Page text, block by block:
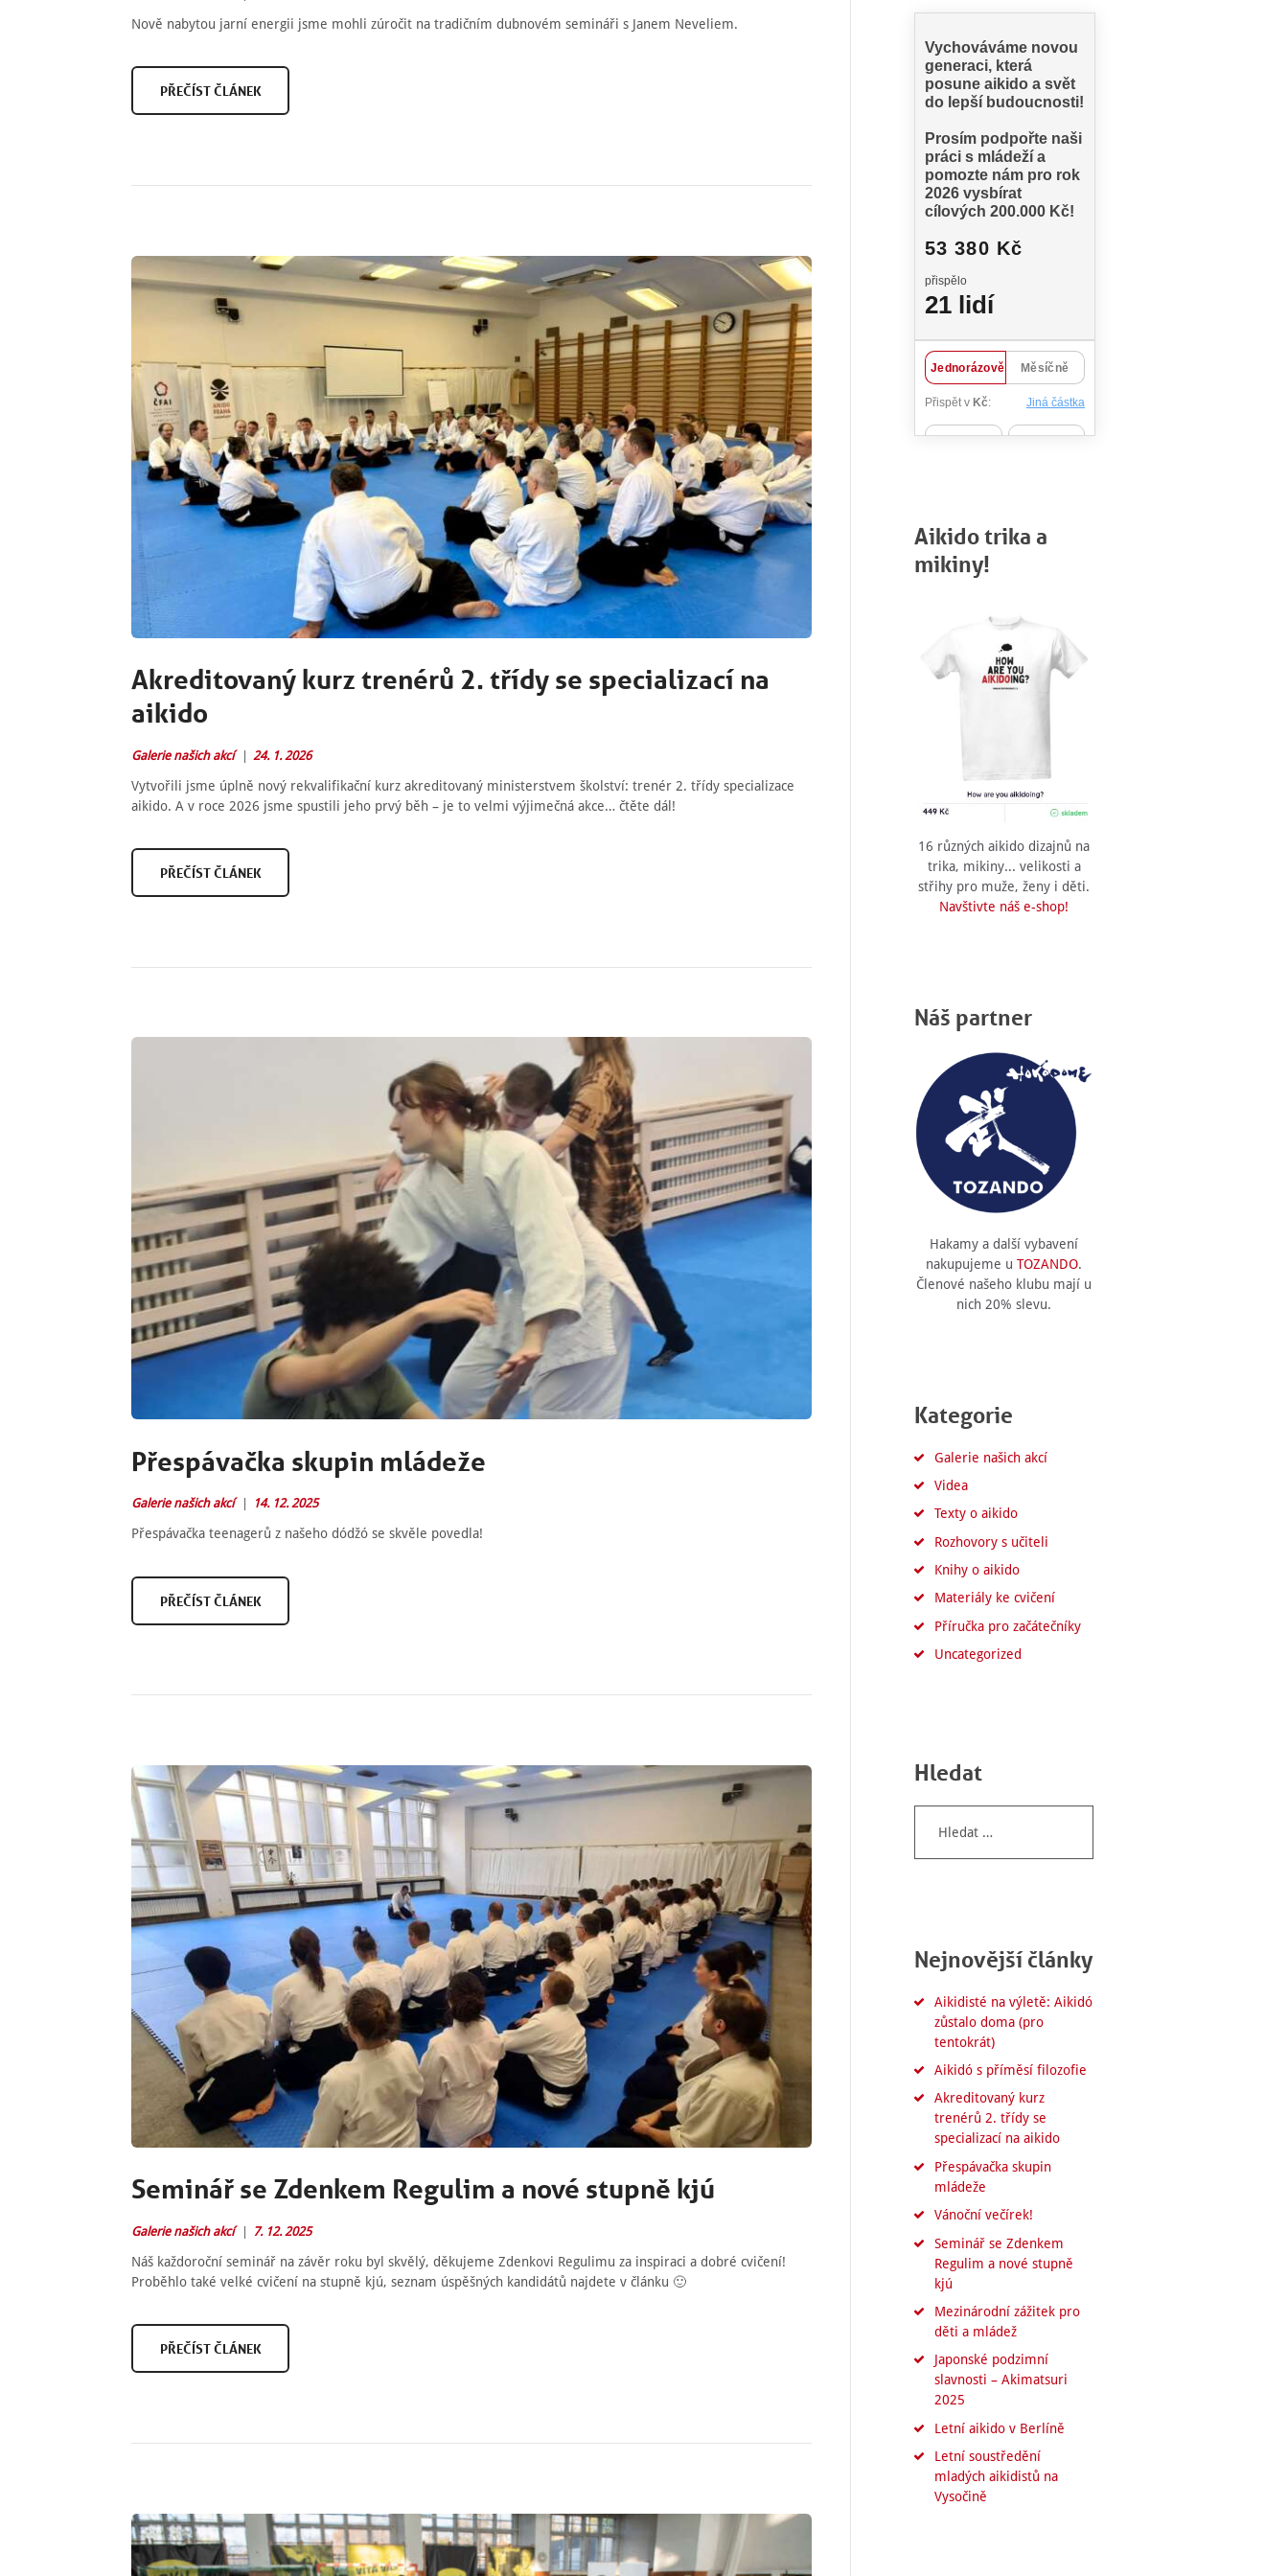
Nově nabytou jarní energii jsme mohli zúročit na tradičním dubnovém semináři s Janem Neveliem.
PŘEČÍST ČLÁNEK
Akreditovaný kurz trenérů 2. třídy se specializací na
aikido
Galerie našich akcí 24. 1. 2026
Vytvořili jsme úplně nový rekvalifikační kurz akreditovaný ministerstvem školství: trenér 2. třídy specializace
aikido. A v roce 2026 jsme spustili jeho prvý běh – je to velmi výjimečná akce… čtěte dál!
PŘEČÍST ČLÁNEK
Přespávačka skupin mládeže
Galerie našich akcí 14. 12. 2025
Přespávačka teenagerů z našeho dódžó se skvěle povedla!
PŘEČÍST ČLÁNEK
Seminář se Zdenkem Regulim a nové stupně kjú
Galerie našich akcí 7. 12. 2025
Náš každoroční seminář na závěr roku byl skvělý, děkujeme Zdenkovi Regulimu za inspiraci a dobré cvičení!
Proběhlo také velké cvičení na stupně kjú, seznam úspěšných kandidátů najdete v článku 🙂
PŘEČÍST ČLÁNEK
Aikido trika a
mikiny!
16 různých aikido dizajnů na
trika, mikiny... velikosti a
střihy pro muže, ženy i děti.
Navštivte náš e-shop!
Náš partner
Hakamy a další vybavení
nakupujeme u TOZANDO.
Členové našeho klubu mají u
nich 20% slevu.
Kategorie
Galerie našich akcí
Videa
Texty o aikido
Rozhovory s učiteli
Knihy o aikido
Materiály ke cvičení
Příručka pro začátečníky
Uncategorized
Hledat
Nejnovější články
Aikidisté na výletě: Aikidó
zůstalo doma (pro
tentokrát)
Aikidó s příměsí filozofie
Akreditovaný kurz
trenérů 2. třídy se
specializací na aikido
Přespávačka skupin
mládeže
Vánoční večírek!
Seminář se Zdenkem
Regulim a nové stupně
kjú
Mezinárodní zážitek pro
děti a mládež
Japonské podzimní
slavnosti – Akimatsuri
2025
Letní aikido v Berlíně
Letní soustředění
mladých aikidistů na
Vysočině